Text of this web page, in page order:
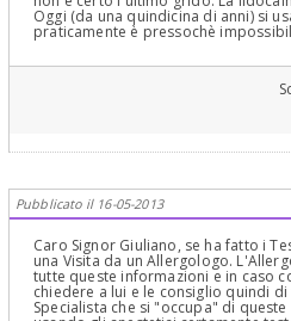
Oggi (da una quindicina di anni) si
praticamente è pressochè
Pubblicato il 16-05-2013
Caro Signor Giuliano, se ha fatto i
una Visita da un Allergologo.
tutte queste informazioni e in caso
chiedere a lui e le consiglio quindi
Specialista che si "occupa" di